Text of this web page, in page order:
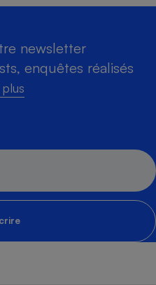
newsletter
enquêtes réalisés